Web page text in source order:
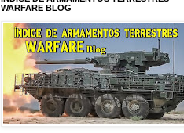
WARFARE BLOG